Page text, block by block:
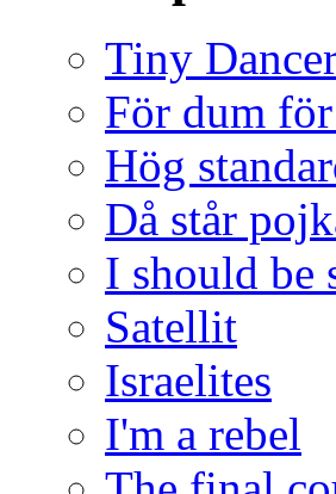
Tiny
För dum
Hög
Då står
I should be
Satellit
Israelites
I'm a rebel